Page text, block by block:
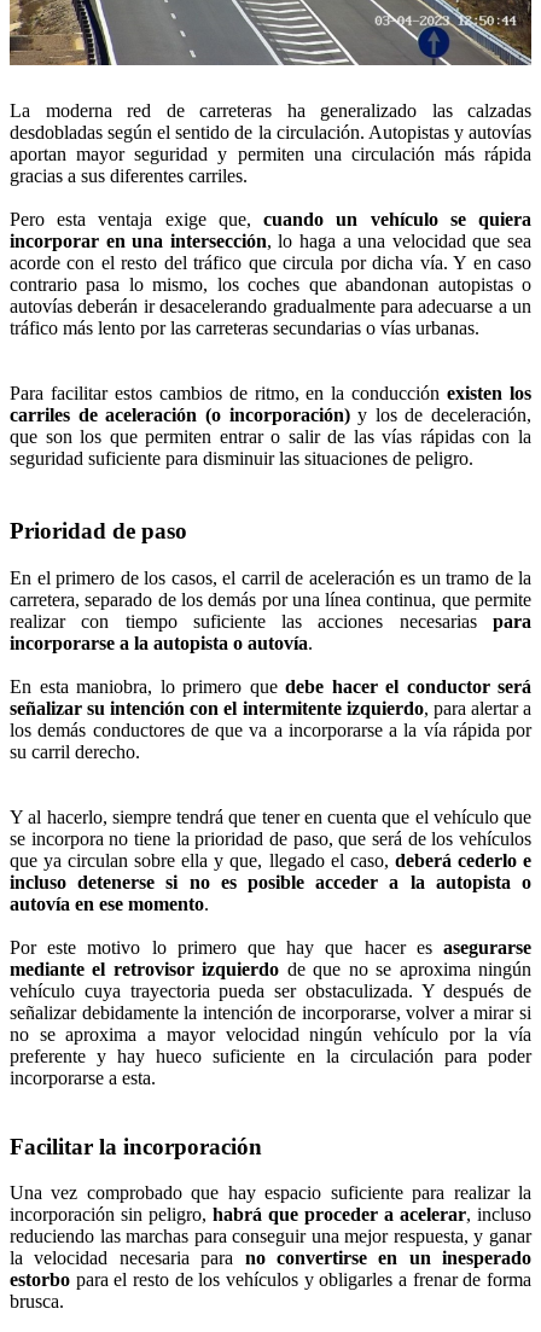
La moderna red de carreteras ha generalizado las calzadas
desdobladas según el sentido de la circulación. Autopistas y autovías
aportan mayor seguridad y permiten una circulación más rápida
gracias a sus diferentes carriles.
Pero esta ventaja exige que,cuando un vehículo se quiera
incorporar en una intersección, lo haga a una velocidad que sea
acorde con el resto del tráfico que circula por dicha vía. Y en caso
contrario pasa lo mismo, los coches que abandonan autopistas o
autovías deberán ir desacelerando gradualmente para adecuarse a un
tráfico más lento por las carreteras secundarias o vías urbanas.
Para facilitar estos cambios de ritmo, en la conducciónexisten los
carriles de aceleración (o incorporación)y los de deceleración,
que son los que permiten entrar o salir de las vías rápidas con la
seguridad suficiente para disminuir las situaciones de peligro.
Prioridad de paso
En el primero de los casos, el carril de aceleración es un tramo de la
carretera, separado de los demás por una línea continua, que permite
realizar con tiempo suficiente las acciones necesarias para
incorporarse a la autopista o autovía.
En esta maniobra, lo primero que debe hacer el conductor será
señalizar su intención con el intermitente izquierdo, para alertar a
los demás conductores de que va a incorporarse a la vía rápida por
su carril derecho.
Y al hacerlo, siempre tendrá que tener en cuenta que el vehículo que
se incorpora no tiene la prioridad de paso, que será de los vehículos
que ya circulan sobre ella y que, llegado el caso, deberá cederlo e
incluso detenerse si no es posible acceder a la autopista o
autovía en ese momento.
Por este motivo lo primero que hay que hacer es asegurarse
mediante el retrovisor izquierdo de que no se aproxima ningún
vehículo cuya trayectoria pueda ser obstaculizada. Y después de
señalizar debidamente la intención de incorporarse, volver a mirar si
no se aproxima a mayor velocidad ningún vehículo por la vía
preferente y hay hueco suficiente en la circulación para poder
incorporarse a esta.
Facilitar la incorporación
Una vez comprobado que hay espacio suficiente para realizar la
incorporación sin peligro, habrá que proceder a acelerar, incluso
reduciendo las marchas para conseguir una mejor respuesta, y ganar
la velocidad necesaria para no convertirse en un inesperado
estorbo para el resto de los vehículos y obligarles a frenar de forma
brusca.